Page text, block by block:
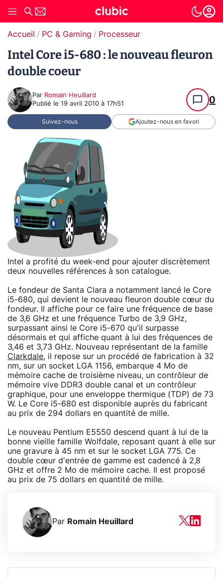
Accueil PC & Gaming Processeur
Intel Core i5-680 : le nouveau fleuron
double coeur
Par Romain Heuillard
Publié le 19 avril 2010 à 17h51 0
Suivez-nous Ajoutez-nous en favori
Intel a profité du week-end pour ajouter discrètement
deux nouvelles références à son catalogue.
Le fondeur de Santa Clara a notamment lancé le Core
i5-680, qui devient le nouveau fleuron double cœur du
fondeur. Il affiche pour ce faire une fréquence de base
de 3,6 GHz et une fréquence Turbo de 3,9 GHz,
surpassant ainsi le Core i5-670 qu'il surpasse
désormais et qui affiche quant à lui des fréquences de
3,46 et 3,73 GHz. Nouveau représentant de la famille
Clarkdale, il repose sur un procédé de fabrication à 32
nm, sur un socket LGA 1156, embarque 4 Mo de
mémoire cache de troisième niveau, un contrôleur de
mémoire vive DDR3 double canal et un contrôleur
graphique, pour une enveloppe thermique (TDP) de 73
W. Le Core i5-680 est disponible auprès du fabricant
au prix de 294 dollars en quantité de mille.
Le nouveau Pentium E5550 descend quant à lui de la
bonne vieille famille Wolfdale, reposant quant à elle sur
une gravure à 45 nm et sur le socket LGA 775. Ce
double cœur d'entrée de gamme est cadencé à 2,8
GHz et offre 2 Mo de mémoire cache. Il est proposé
au prix de 75 dollars en quantité de mille.
Par Romain Heuillard